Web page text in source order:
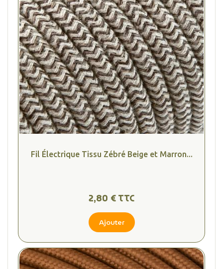
Fil Électrique Tissu Zébré Beige et Marron...
2,80 € TTC
Ajouter